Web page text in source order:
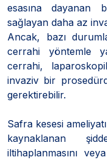
esasına dayanan
sağlayan daha az
Ancak, bazı
cerrahi yöntemle
cerrahi,
invaziv bir
gerektirebilir.
Safra kesesi
kaynaklanan
iltihaplanmasını